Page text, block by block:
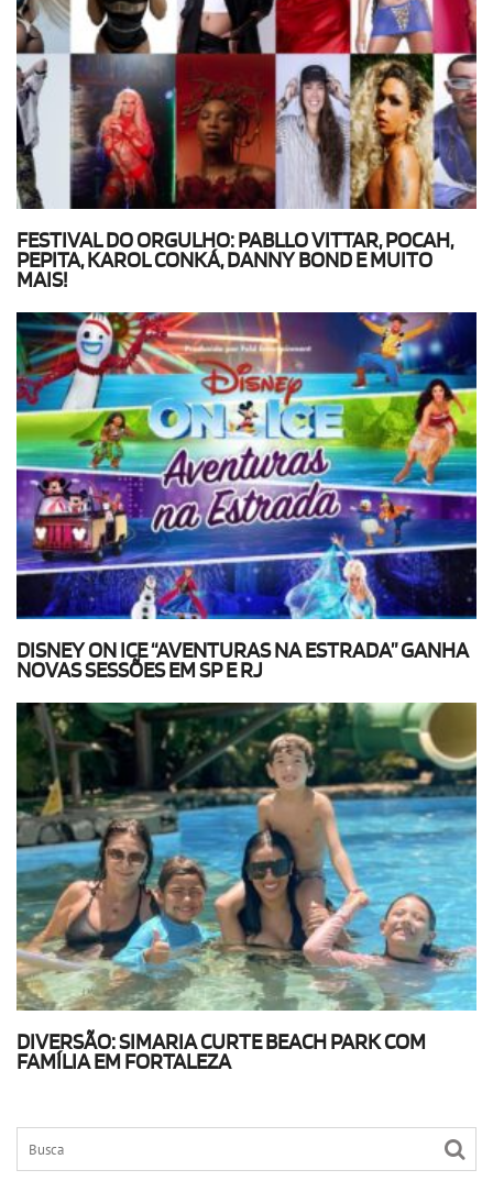
FESTIVAL DO ORGULHO: PABLLO VITTAR, POCAH,
PEPITA, KAROL CONKÁ, DANNY BOND E MUITO
MAIS!
DISNEY ON ICE “AVENTURAS NA ESTRADA” GANHA
NOVAS SESSÕES EM SP E RJ
DIVERSÃO: SIMARIA CURTE BEACH PARK COM
FAMÍLIA EM FORTALEZA